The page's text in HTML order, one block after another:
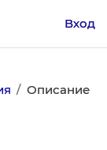
Вход
Описание